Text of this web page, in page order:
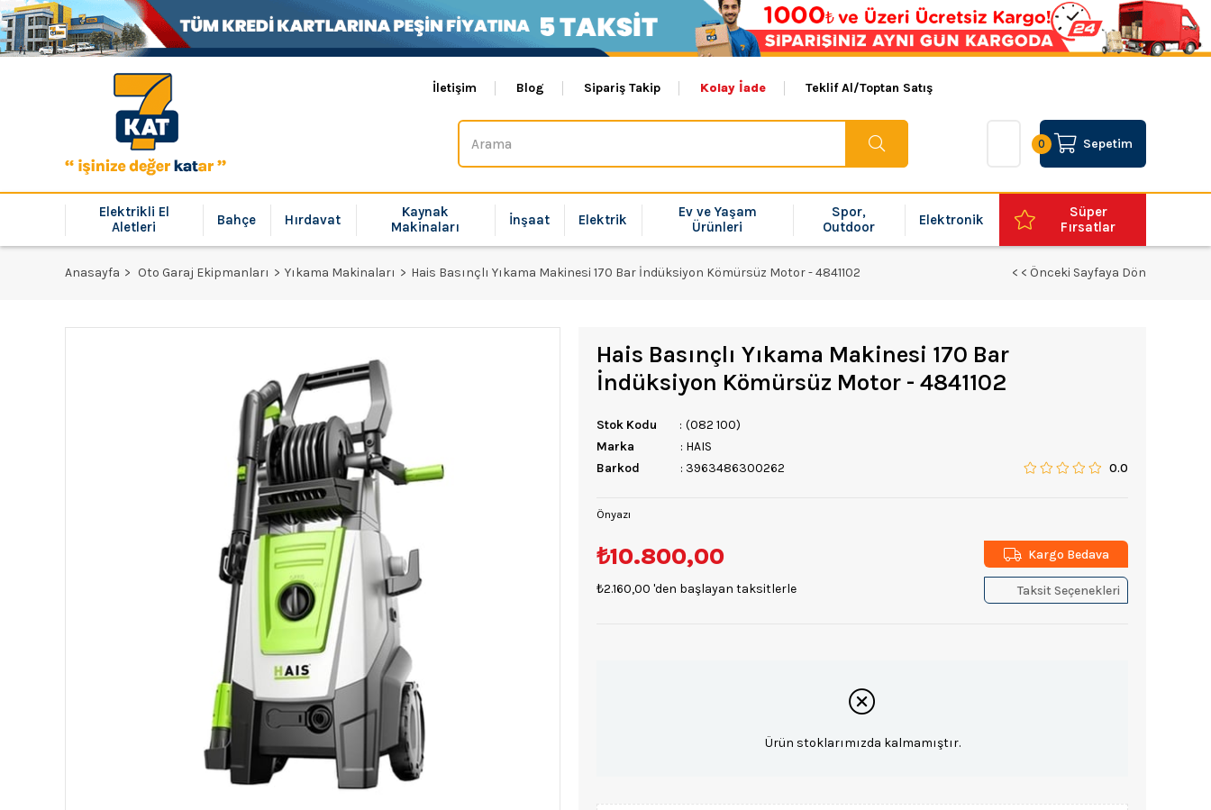
İletişim Blog Sipariş Takip Kolay İade Teklif Al/Toptan Satış
Sepetim
0
Elektrikli El
Aletleri
Bahçe Hırdavat
Kaynak
Makinaları
İnşaat Elektrik
Ev ve Yaşam
Ürünleri
Spor,
Outdoor
Elektronik
Süper
Fırsatlar
Anasayfa Oto Garaj Ekipmanları Yıkama Makinaları Hais Basınçlı Yıkama Makinesi 170 Bar İndüksiyon Kömürsüz Motor - 4841102 < < Önceki Sayfaya Dön
Hais Basınçlı Yıkama Makinesi 170 Bar
İndüksiyon Kömürsüz Motor - 4841102
Stok Kodu
(082 100)
Marka
: HAIS
Barkod
: 3963486300262 0.0
Önyazı
₺10.800,00
₺2.160,00 'den başlayan taksitlerle
Kargo Bedava
Taksit Seçenekleri
Ürün stoklarımızda kalmamıştır.